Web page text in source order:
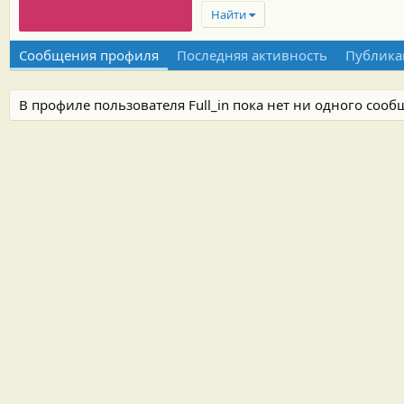
Найти
Сообщения профиля Последняя активность
В профиле пользователя Full_in пока нет ни одного